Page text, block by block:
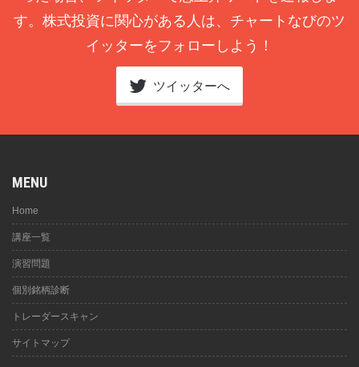
す。株式投資に関心がある人は、チャートなびのツ
イッターをフォローしよう！
ツイッターへ
MENU
Home
講座一覧
演習問題
個別銘柄診断
トレーダースキャン
サイトマップ